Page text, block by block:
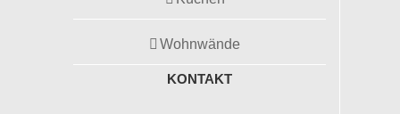
Wohnwände
KONTAKT